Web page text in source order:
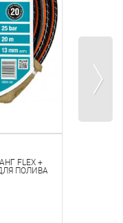
FLEX +
ПОЛИВА